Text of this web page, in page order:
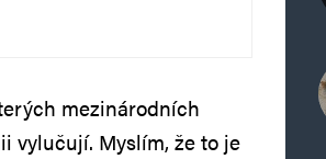
mezinárodních
vylučují. Myslím, že to je